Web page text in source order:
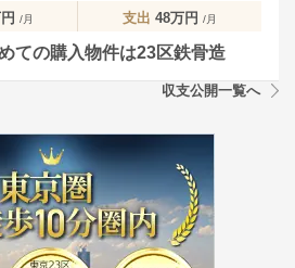
/月 支出 48万円 /月
ての購入物件は23区鉄骨造
収支公開一覧へ